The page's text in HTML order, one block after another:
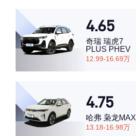
4.65
奇瑞 瑞虎7
PLUS PHEV
12.99-16.69万
4.75
哈弗 枭龙MAX
13.18-16.98万